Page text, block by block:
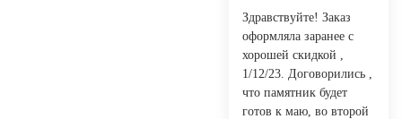
Здравствуйте! Заказ
оформляла заранее с
хорошей скидкой ,
1/12/23. Договорились ,
что памятник будет
готов к маю, во второй